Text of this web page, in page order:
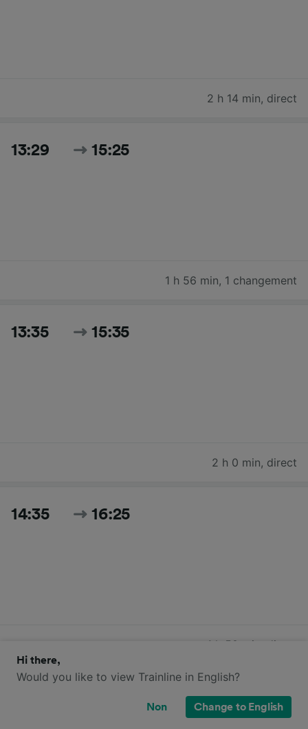
2 h 14 min, direct
13:29 15:25
1 h 56 min, 1 changement
13:35 15:35
2 h 0 min, direct
14:35 16:25
1 h 50 min direct
Hi there,
Would you like to view Trainline in English?
Non Change to English